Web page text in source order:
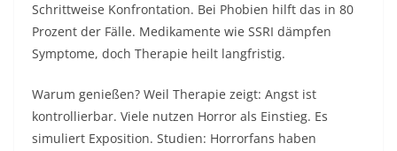
Schrittweise Konfrontation. Bei Phobien hilft das in 80
Prozent der Fälle. Medikamente wie SSRI dämpfen
Symptome, doch Therapie heilt langfristig.​
Warum genießen? Weil Therapie zeigt: Angst ist
kontrollierbar. Viele nutzen Horror als Einstieg. Es
simuliert Exposition. Studien: Horrorfans haben